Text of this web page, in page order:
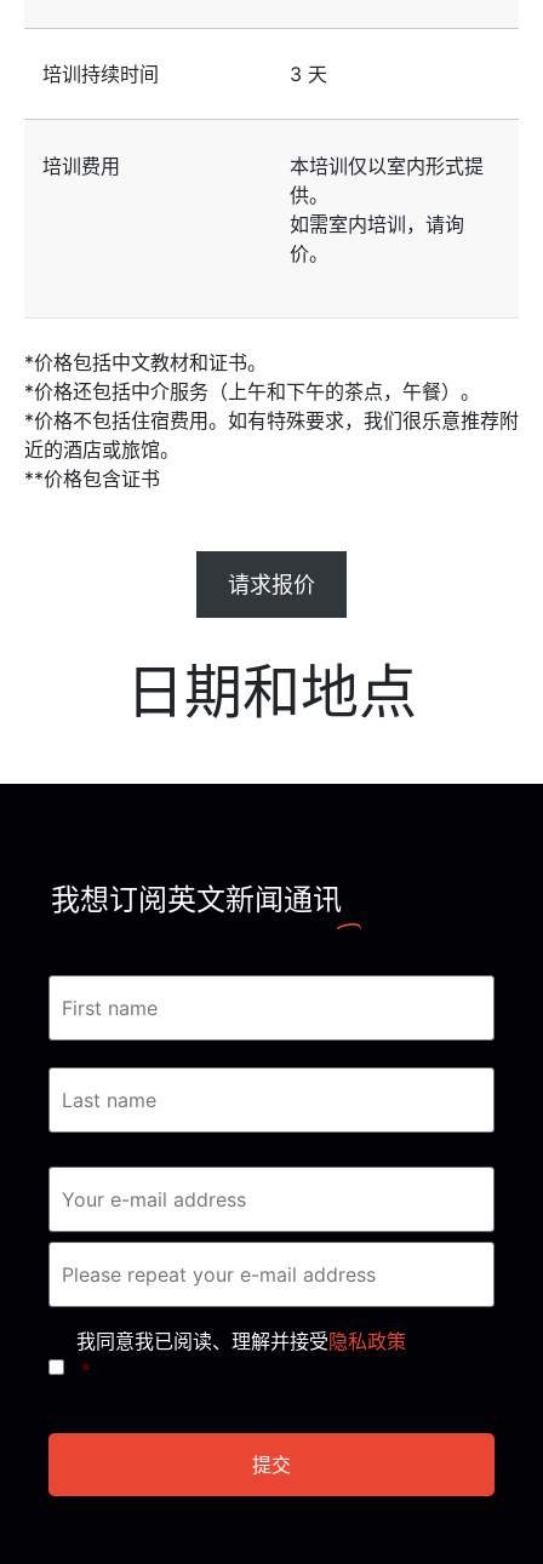
培训持续时间 3 天
培训费用
本培训仅以室内形式提
供。
如需室内培训，请询
价。
*价格包括中文教材和证书。
*价格还包括中介服务（上午和下午的茶点，午餐）。
*价格不包括住宿费用。如有特殊要求，我们很乐意推荐附
近的酒店或旅馆。
**价格包含证书
请求报价
日期和地点
我想订阅英文新闻通讯
Consent *
我同意我已阅读、理解并接受隐私政策
*